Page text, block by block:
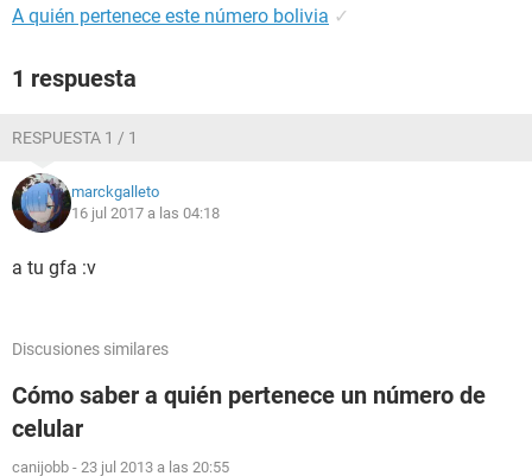
A quién pertenece este número bolivia ✓
1 respuesta
RESPUESTA 1 / 1
marckgalleto
16 jul 2017 a las 04:18
a tu gfa :v
Discusiones similares
Cómo saber a quién pertenece un número de
celular
canijobb - 23 jul 2013 a las 20:55